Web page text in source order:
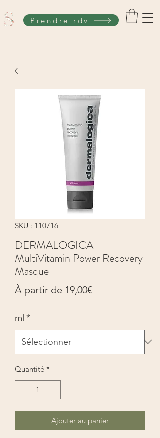
Prendre rdv
SKU : 110716
DERMALOGICA -
MultiVitamin Power Recovery
Masque
À partir de 19,00€Prix
ml *
Quantité *
Ajouter au panier